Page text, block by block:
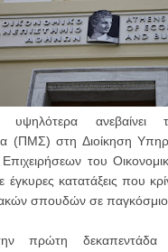
ανεβαίνει
(ΠΜΣ) στη Διοίκηση
Επιχειρήσεων του
κατατάξεις που
σπουδών σε παγκόσμιο
πρώτη δεκαπεντάδα